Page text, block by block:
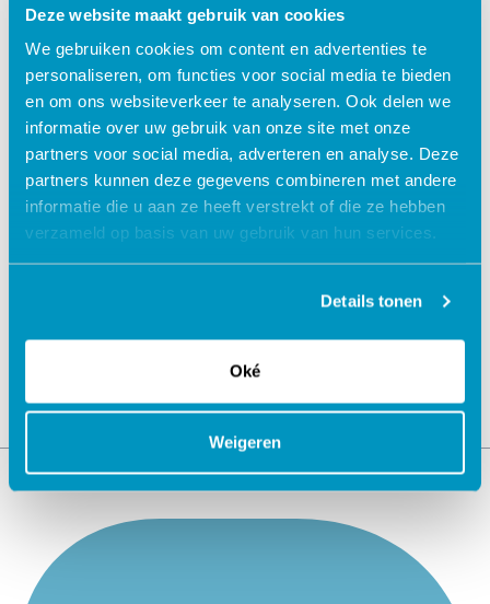
Deze website maakt gebruik van cookies
We gebruiken cookies om content en advertenties te
personaliseren, om functies voor social media te bieden
en om ons websiteverkeer te analyseren. Ook delen we
informatie over uw gebruik van onze site met onze
partners voor social media, adverteren en analyse. Deze
partners kunnen deze gegevens combineren met andere
informatie die u aan ze heeft verstrekt of die ze hebben
verzameld op basis van uw gebruik van hun services.
Details tonen
Oké
Weigeren
Jouw data veilig in de cloud